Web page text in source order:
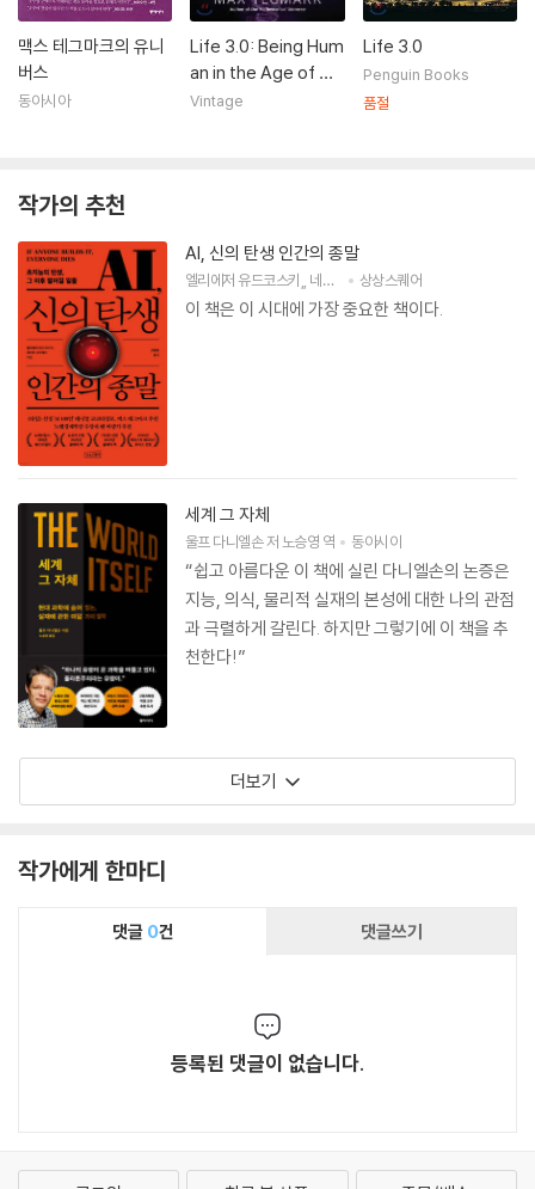
맥스 테그마크의 유니
버스
동아시아
Life 3.0: Being Hum
an in the Age of Art
ificial Intelligence
Vintage
Life 3.0
Penguin Books
품절
작가의 추천
AI, 신의 탄생 인간의 종말
엘리에저 유드코스키 네이트 소아레스 저고영훈
상상스퀘어
이 책은 이 시대에 가장 중요한 책이다.
세계 그 자체
울프 다니엘손저노승영 역 동아시아
“쉽고 아름다운 이 책에 실린 다니엘손의 논증은
지능, 의식, 물리적 실재의 본성에 대한 나의 관점
과 극렬하게 갈린다. 하지만 그렇기에 이 책을 추
천한다!”
더보기
작가에게 한마디
댓글 0건 댓글쓰기
등록된 댓글이 없습니다.